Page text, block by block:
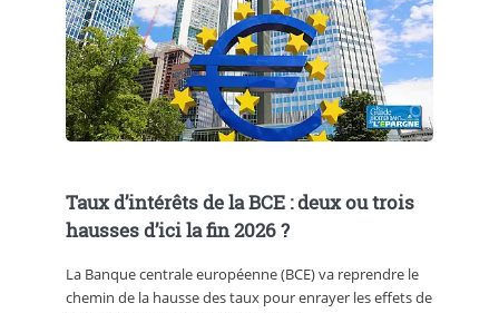
Taux d’intérêts de la BCE : deux ou trois
hausses d’ici la fin 2026 ?
La Banque centrale européenne (BCE) va reprendre le
chemin de la hausse des taux pour enrayer les effets de